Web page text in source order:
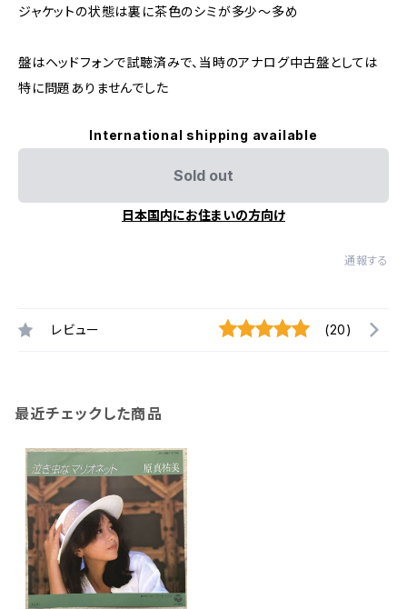
ジャケットの状態は裏に茶色のシミが多少～多め
盤はヘッドフォンで試聴済みで、当時のアナログ中古盤としては
特に問題ありませんでした
International shipping available
Sold out
日本国内にお住まいの方向け
通報する
レビュー (20)
最近チェックした商品